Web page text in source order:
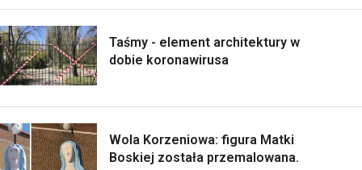
Taśmy - element architektury w
dobie koronawirusa
Wola Korzeniowa: figura Matki
Boskiej została przemalowana.